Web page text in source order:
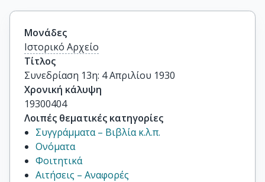
Μονάδες
Ιστορικό Αρχείο
Τίτλος
Συνεδρίαση 13η: 4 Απριλίου 1930
Χρονική κάλυψη
19300404
Λοιπές θεματικές κατηγορίες
Συγγράμματα – Βιβλία κ.λ.π.
Ονόματα
Φοιτητικά
Αιτήσεις – Αναφορές